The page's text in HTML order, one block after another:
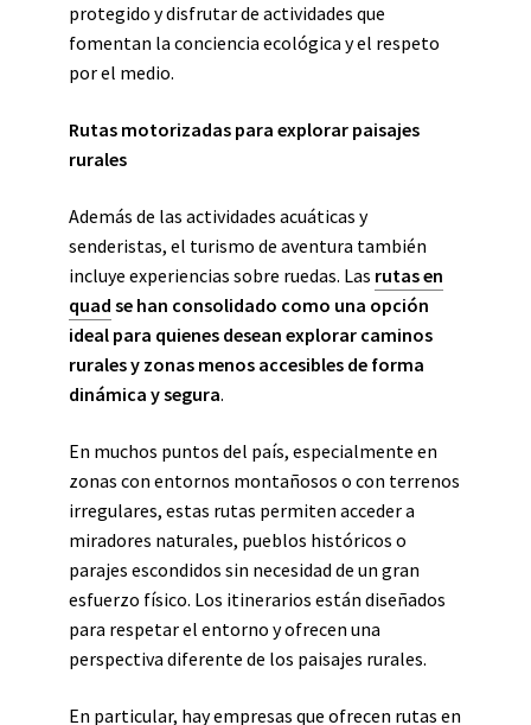
protegido y disfrutar de actividades que
fomentan la conciencia ecológica y el respeto
por el medio.
Rutas motorizadas para explorar paisajes
rurales
Además de las actividades acuáticas y
senderistas, el turismo de aventura también
incluye experiencias sobre ruedas. Las rutas en
quad se han consolidado como una opción
ideal para quienes desean explorar caminos
rurales y zonas menos accesibles de forma
dinámica y segura.
En muchos puntos del país, especialmente en
zonas con entornos montañosos o con terrenos
irregulares, estas rutas permiten acceder a
miradores naturales, pueblos históricos o
parajes escondidos sin necesidad de un gran
esfuerzo físico. Los itinerarios están diseñados
para respetar el entorno y ofrecen una
perspectiva diferente de los paisajes rurales.
En particular, hay empresas que ofrecen rutas en